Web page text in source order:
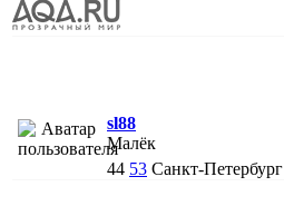
sl88
Малёк
44 53 Санкт-Петербург